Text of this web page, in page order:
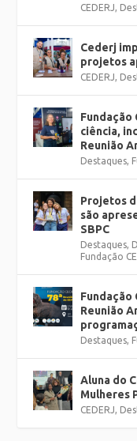
CEDERJ,
Cederj
projetos
CEDERJ,
ciência,
Reunião
Destaques,
Projetos
são
SBPC
Destaques,
Fundação
Fundação
Reunião
Destaques,
Aluna do
Mulheres
CEDERJ,